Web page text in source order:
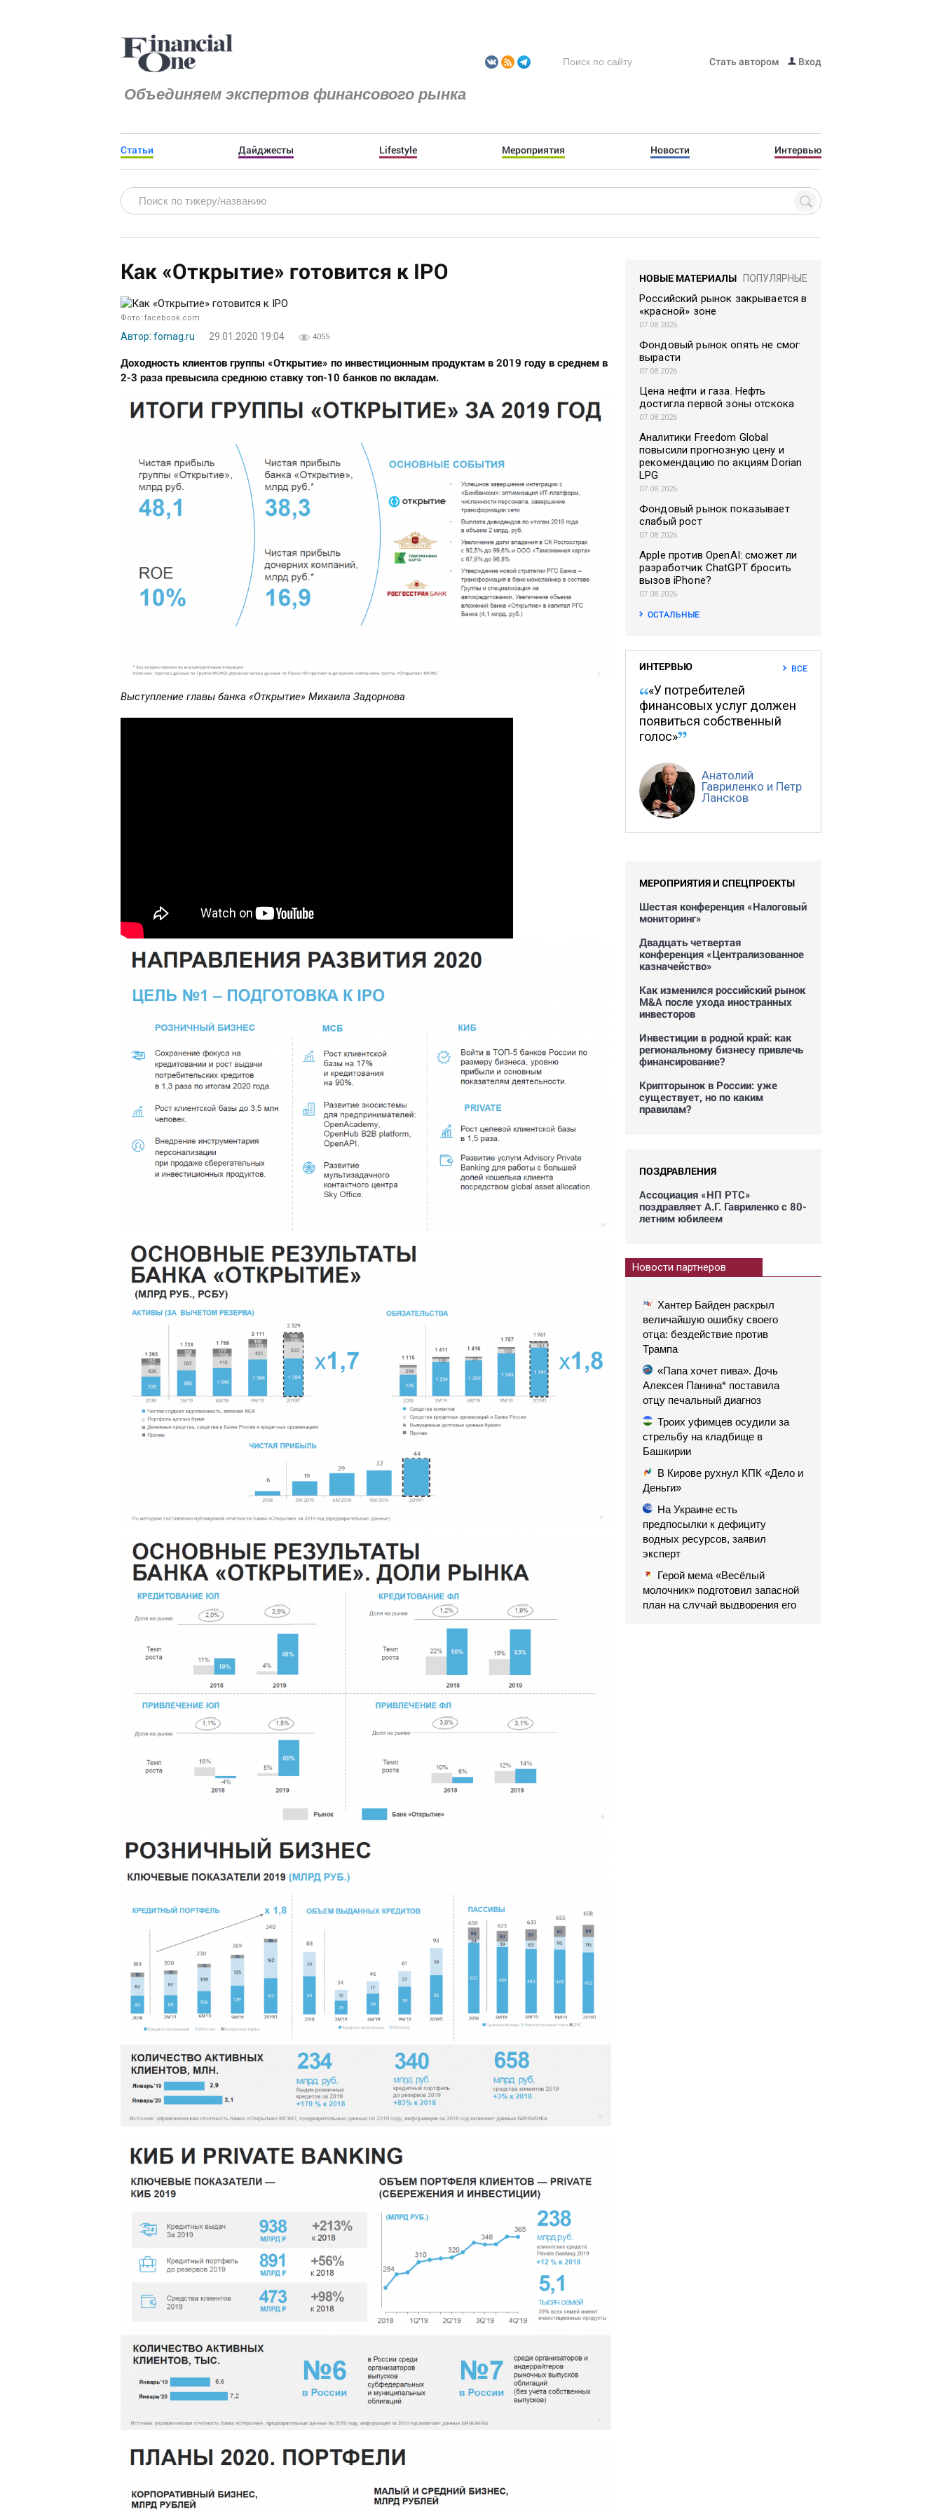
Объединяем экспертов финансового рынка
Стать автором Вход
Статьи Дайджесты Lifestyle Мероприятия Новости Интервью
Как «Открытие» готовится к IPO
Фото: facebook.com
Автор: fomag.ru 29.01.2020 19:04 4055
Доходность клиентов группы «Открытие» по инвестиционным продуктам в 2019 году в среднем в
2-3 раза превысила среднюю ставку топ-10 банков по вкладам.
Выступление главы банка «Открытие» Михаила Задорнова
НОВЫЕ МАТЕРИАЛЫ ПОПУЛЯРНЫЕ
Российский рынок закрывается в
«красной» зоне
07.08.2026
Фондовый рынок опять не смог
вырасти
07.08.2026
Цена нефти и газа. Нефть
достигла первой зоны отскока
07.08.2026
Аналитики Freedom Global
повысили прогнозную цену и
рекомендацию по акциям Dorian
LPG
07.08.2026
Фондовый рынок показывает
слабый рост
07.08.2026
Apple против OpenAI: сможет ли
разработчик ChatGPT бросить
вызов iPhone?
07.08.2026
ОСТАЛЬНЫЕ
ИНТЕРВЬЮ ВСЕ
«У потребителей
финансовых услуг должен
появиться собственный
голос»
Анатолий
Гавриленко и Петр
Лансков
МЕРОПРИЯТИЯ И СПЕЦПРОЕКТЫ
Шестая конференция «Налоговый
мониторинг»
Двадцать четвертая
конференция «Централизованное
казначейство»
Как изменился российский рынок
M&A после ухода иностранных
инвесторов
Инвестиции в родной край: как
региональному бизнесу привлечь
финансирование?
Крипторынок в России: уже
существует, но по каким
правилам?
ПОЗДРАВЛЕНИЯ
Ассоциация «НП РТС»
поздравляет А.Г. Гавриленко с 80-
летним юбилеем
Новости партнеров
Хантер Байден раскрыл
величайшую ошибку своего
отца: бездействие против
Трампа
«Папа хочет пива». Дочь
Алексея Панина* поставила
отцу печальный диагноз
Троих уфимцев осудили за
стрельбу на кладбище в
Башкирии
В Кирове рухнул КПК «Дело и
Деньги»
На Украине есть
предпосылки к дефициту
водных ресурсов, заявил
эксперт
Герой мема «Весёлый
молочник» подготовил запасной
план на случай выдворения его